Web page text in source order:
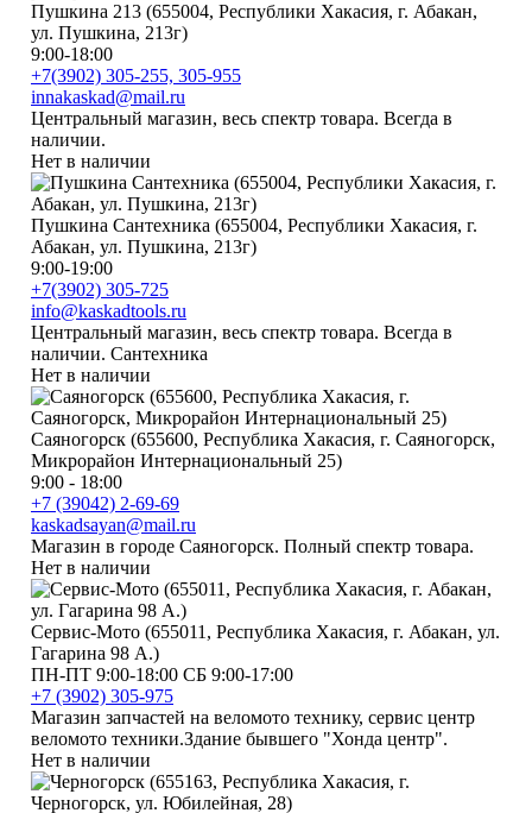
Пушкина 213 (655004, Республики Хакасия, г. Абакан,
ул. Пушкина, 213г)
9:00-18:00
+7(3902) 305-255, 305-955
innakaskad@mail.ru
Центральный магазин, весь спектр товара. Всегда в
наличии.
Нет в наличии
Пушкина Сантехника (655004, Республики Хакасия, г.
Абакан, ул. Пушкина, 213г)
9:00-19:00
+7(3902) 305-725
info@kaskadtools.ru
Центральный магазин, весь спектр товара. Всегда в
наличии. Сантехника
Нет в наличии
Саяногорск (655600, Республика Хакасия, г. Саяногорск,
Микрорайон Интернациональный 25)
9:00 - 18:00
+7 (39042) 2-69-69
kaskadsayan@mail.ru
Магазин в городе Саяногорск. Полный спектр товара.
Нет в наличии
Сервис-Мото (655011, Республика Хакасия, г. Абакан, ул.
Гагарина 98 А.)
ПН-ПТ 9:00-18:00 СБ 9:00-17:00
+7 (3902) 305-975
Магазин запчастей на веломото технику, сервис центр
веломото техники.Здание бывшего "Хонда центр".
Нет в наличии